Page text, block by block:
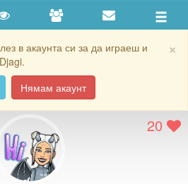
×
в акаунта си за да играеш и
Нямам акаунт
20